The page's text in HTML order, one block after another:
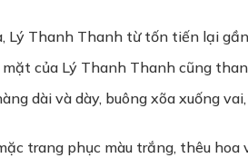
Lý Thanh Thanh từ tốn tiến lại
của Lý Thanh Thanh cũng
dài và dày, buông xõa xuống
trang phục màu trắng, thêu